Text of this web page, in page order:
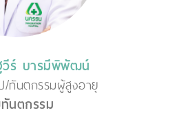
ร์ บารมีพิพัฒน์
/ทันตกรรมผู้สูงอายุ
นตกรรม